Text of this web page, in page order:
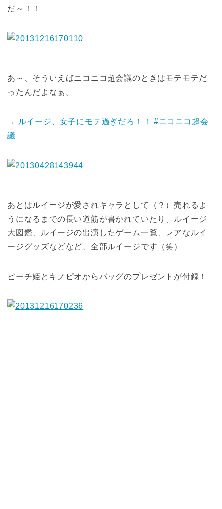
だ～！！
あ～、そういえばニコニコ超会議のときはモテモテだ
ったんだよなぁ。
→
ルイージ、女子にモテ過ぎだろ！！ #ニコニコ超会
議
あとはルイージが愛されキャラとして（？）売れるよ
うになるまでの長い道筋が書かれていたり、ルイージ
大図鑑、ルイージの出演したゲーム一覧、レアなルイ
ージグッズなどなど、全部ルイージです（笑）
ピーチ姫とキノピオからバッグのプレゼントが付録！